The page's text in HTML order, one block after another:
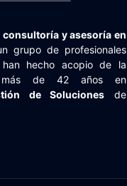
consultoría y asesoría en
grupo de profesionales
hecho acopio de la
más de 42 años en
de Soluciones de